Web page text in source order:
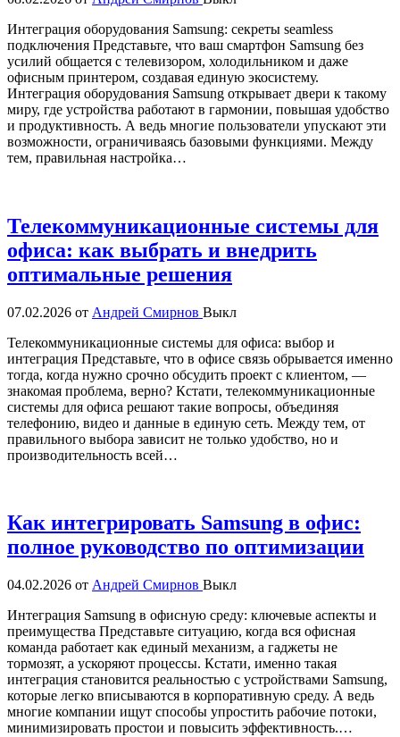
Интеграция оборудования Samsung: секреты seamless
подключения Представьте, что ваш смартфон Samsung без
усилий общается с телевизором, холодильником и даже
офисным принтером, создавая единую экосистему.
Интеграция оборудования Samsung открывает двери к такому
миру, где устройства работают в гармонии, повышая удобство
и продуктивность. А ведь многие пользователи упускают эти
возможности, ограничиваясь базовыми функциями. Между
тем, правильная настройка…
Телекоммуникационные системы для
офиса: как выбрать и внедрить
оптимальные решения
07.02.2026 от Андрей Смирнов Выкл
Телекоммуникационные системы для офиса: выбор и
интеграция Представьте, что в офисе связь обрывается именно
тогда, когда нужно срочно обсудить проект с клиентом, —
знакомая проблема, верно? Кстати, телекоммуникационные
системы для офиса решают такие вопросы, объединяя
телефонию, видео и данные в единую сеть. Между тем, от
правильного выбора зависит не только удобство, но и
производительность всей…
Как интегрировать Samsung в офис:
полное руководство по оптимизации
04.02.2026 от Андрей Смирнов Выкл
Интеграция Samsung в офисную среду: ключевые аспекты и
преимущества Представьте ситуацию, когда вся офисная
команда работает как единый механизм, а гаджеты не
тормозят, а ускоряют процессы. Кстати, именно такая
интеграция становится реальностью с устройствами Samsung,
которые легко вписываются в корпоративную среду. А ведь
многие компании ищут способы упростить рабочие потоки,
минимизировать простои и повысить эффективность.…